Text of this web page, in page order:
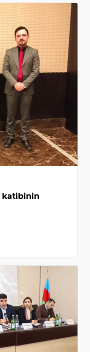
katibinin